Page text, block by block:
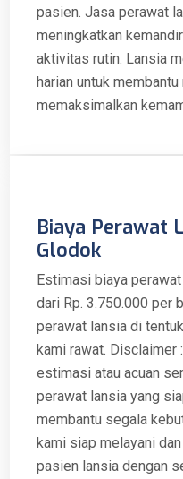
pasien. Jasa perawat
meningkatkan
aktivitas rutin. Lansia
harian untuk
memaksimalkan
Biaya Perawat
Glodok
Estimasi biaya
dari Rp. 3.750.000 per
perawat lansia di
kami rawat. Disclaimer
estimasi atau acuan
perawat lansia yang
membantu segala
kami siap melayani
pasien lansia dengan